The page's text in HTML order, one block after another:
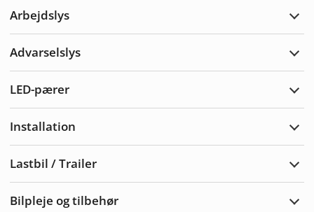
Arbejdslys
Advarselslys
LED-pærer
Installation
Lastbil / Trailer
Bilpleje og tilbehør